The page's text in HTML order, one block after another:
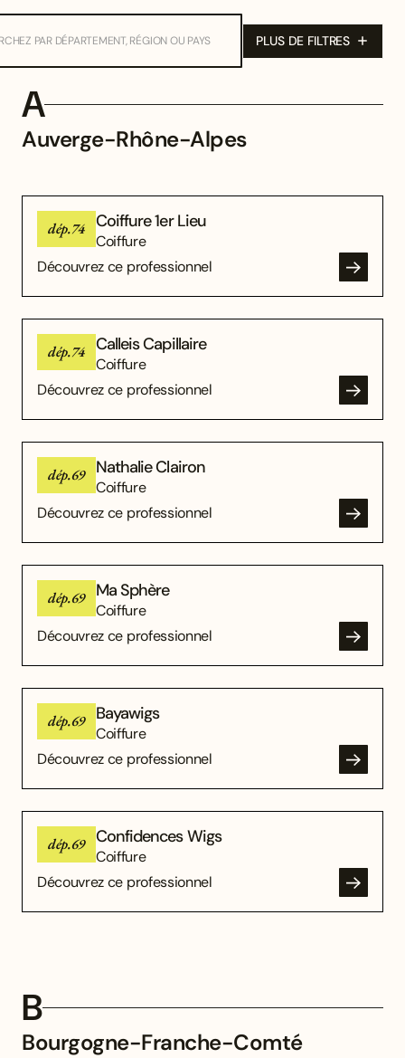
PLUS DE FILTRES
A
Auverge-Rhône-Alpes
dép.74 Coiffure 1er Lieu
Coiffure
Découvrez ce professionnel
dép.74 Calleis Capillaire
Coiffure
Découvrez ce professionnel
dép.69 Nathalie Clairon
Coiffure
Découvrez ce professionnel
dép.69 Ma Sphère
Coiffure
Découvrez ce professionnel
dép.69 Bayawigs
Coiffure
Découvrez ce professionnel
dép.69 Confidences Wigs
Coiffure
Découvrez ce professionnel
B
Bourgogne-Franche-Comté